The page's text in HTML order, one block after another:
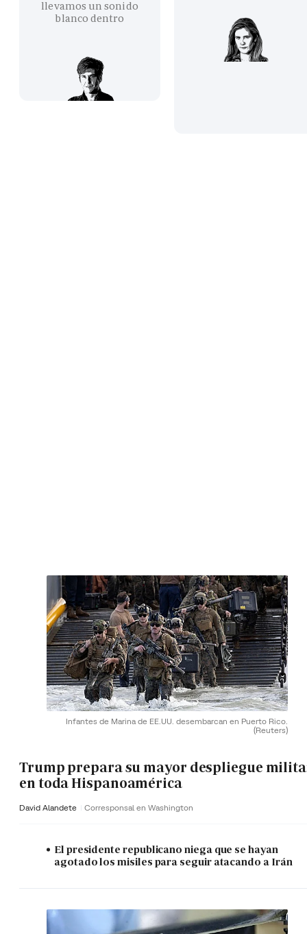
llevamos un sonido
blanco dentro
Infantes de Marina de EE.UU. desembarcan en Puerto Rico.
(Reuters)
Trump prepara su mayor despliegue
en toda Hispanoamérica
David Alandete Corresponsal en Washington
El presidente republicano niega que se hayan
agotado los misiles para seguir atacando a Irán